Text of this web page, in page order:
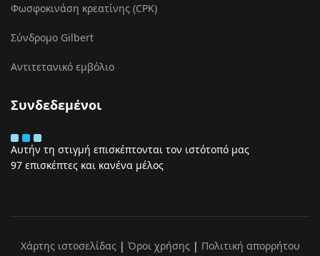
Φωσφοκινάση κρεατίνης (CPK)
Σύνδρομο Gilbert
Αντιτετανικό εμβόλιο
Συνδεδεμένοι
Αυτήν τη στιγμή επισκέπτονται τον ιστότοπό μας
97 επισκέπτες και κανένα μέλος
Χάρτης ιστοσελίδας| Όροι χρήσης| Πολιτική απορρήτου